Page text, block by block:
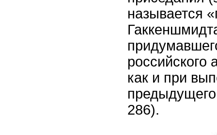
называется
российского
как и при
286).